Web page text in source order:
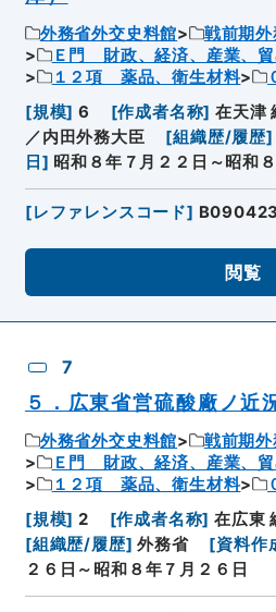
外務省外交史料館
戦前期
Ｅ門 財政、経済、産業、
１２項 薬品、衛生材料
[規模] 6 [作成者名称] 在天津
／内田外務大臣
[組織歴/履歴]
日 ] 昭和８年７月２２日～昭和
[レファレンスコード]
閲覧
7
５．広東省営硫酸廠ノ近
外務省外交史料館
戦前期
Ｅ門 財政、経済、産業、
１２項 薬品、衛生材料
[規模] 2 [作成者名称] 在広東
[組織歴/履歴] 外務省 [資料作
２６日～昭和８年７月２６日